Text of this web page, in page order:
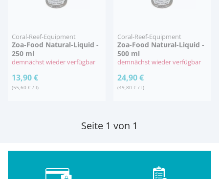
Coral-Reef-Equipment
Zoa-Food Natural-Liquid -
250 ml
demnächst wieder verfügbar
13,90 €
(55,60 € / l)
Coral-Reef-Equipment
Zoa-Food Natural-Liquid -
500 ml
demnächst wieder verfügbar
24,90 €
(49,80 € / l)
Seite 1 von 1